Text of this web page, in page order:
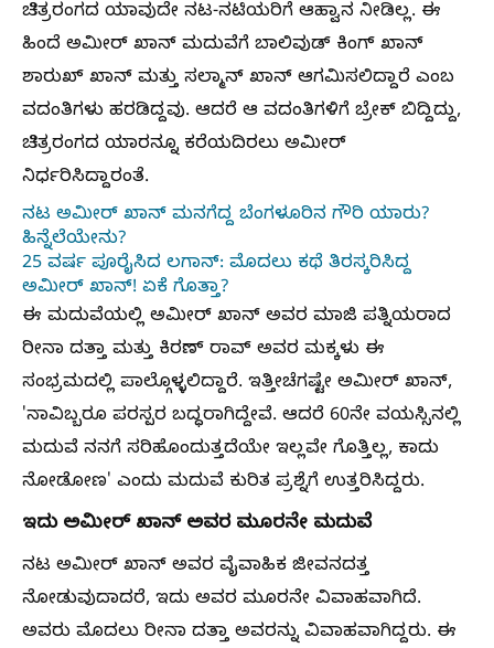
ಚಿತ್ರರಂಗದ ಯಾವುದೇ ನಟ-ನಟಿಯರಿಗೆ ಆಹ್ವಾನ ನೀಡಿಲ್ಲ. ಈ
ಹಿಂದೆ ಅಮೀರ್ ಖಾನ್ ಮದುವೆಗೆ ಬಾಲಿವುಡ್ ಕಿಂಗ್ ಖಾನ್
ಶಾರುಖ್ ಖಾನ್ ಮತ್ತು ಸಲ್ಮಾನ್ ಖಾನ್ ಆಗಮಿಸಲಿದ್ದಾರೆ ಎಂಬ
ವದಂತಿಗಳು ಹರಡಿದ್ದವು. ಆದರೆ ಆ ವದಂತಿಗಳಿಗೆ ಬ್ರೇಕ್ ಬಿದ್ದಿದ್ದು,
ಚಿತ್ರರಂಗದ ಯಾರನ್ನೂ ಕರೆಯದಿರಲು ಅಮೀರ್
ನಿರ್ಧರಿಸಿದ್ದಾರಂತೆ.
ನಟ ಅಮೀರ್ ಖಾನ್ ಮನಗೆದ್ದ ಬೆಂಗಳೂರಿನ ಗೌರಿ ಯಾರು?
ಹಿನ್ನೆಲೆಯೇನು?
25 ವರ್ಷ ಪೂರೈಸಿದ ಲಗಾನ್: ಮೊದಲು ಕಥೆ ತಿರಸ್ಕರಿಸಿದ್ದ
ಅಮೀರ್ ಖಾನ್! ಏಕೆ ಗೊತ್ತಾ?
ಈ ಮದುವೆಯಲ್ಲಿ ಅಮೀರ್ ಖಾನ್ ಅವರ ಮಾಜಿ ಪತ್ನಿಯರಾದ
ರೀನಾ ದತ್ತಾ ಮತ್ತು ಕಿರಣ್ ರಾವ್ ಅವರ ಮಕ್ಕಳು ಈ
ಸಂಭ್ರಮದಲ್ಲಿ ಪಾಲ್ಗೊಳ್ಳಲಿದ್ದಾರೆ. ಇತ್ತೀಚೆಗಷ್ಟೇ ಅಮೀರ್ ಖಾನ್,
'ನಾವಿಬ್ಬರೂ ಪರಸ್ಪರ ಬದ್ಧರಾಗಿದ್ದೇವೆ. ಆದರೆ 60ನೇ ವಯಸ್ಸಿನಲ್ಲಿ
ಮದುವೆ ನನಗೆ ಸರಿಹೊಂದುತ್ತದೆಯೇ ಇಲ್ಲವೇ ಗೊತ್ತಿಲ್ಲ, ಕಾದು
ನೋಡೋಣ' ಎಂದು ಮದುವೆ ಕುರಿತ ಪ್ರಶ್ನೆಗೆ ಉತ್ತರಿಸಿದ್ದರು.
ಇದು ಅಮೀರ್ ಖಾನ್ ಅವರ ಮೂರನೇ ಮದುವೆ
ನಟ ಅಮೀರ್ ಖಾನ್ ಅವರ ವೈವಾಹಿಕ ಜೀವನದತ್ತ
ನೋಡುವುದಾದರೆ, ಇದು ಅವರ ಮೂರನೇ ವಿವಾಹವಾಗಿದೆ.
ಅವರು ಮೊದಲು ರೀನಾ ದತ್ತಾ ಅವರನ್ನು ವಿವಾಹವಾಗಿದ್ದರು. ಈ